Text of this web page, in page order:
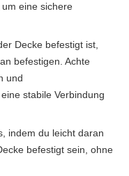
eine sichere
Decke befestigt ist,
befestigen. Achte
und
stabile Verbindung
indem du leicht daran
befestigt sein, ohne